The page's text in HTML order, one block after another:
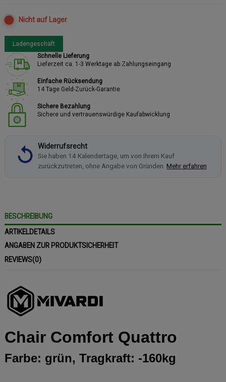
Nicht auf Lager
Ladengeschäft
Schnelle Lieferung
Lieferzeit ca. 1-3 Werktage ab Zahlungseingang
Einfache Rücksendung
14 Tage Geld-Zurück-Garantie
Sichere Bezahlung
Sichere und vertrauenswürdige Kaufabwicklung
Widerrufsrecht
Sie haben 14 Kalendertage, um von Ihrem Kauf
zurückzutreten, ohne Angabe von Gründen. Mehr erfahren
BESCHREIBUNG
ARTIKELDETAILS
ANGABEN ZUR PRODUKTSICHERHEIT
REVIEWS(0)
Chair Comfort Quattro
Farbe: grün, Tragkraft: -160kg